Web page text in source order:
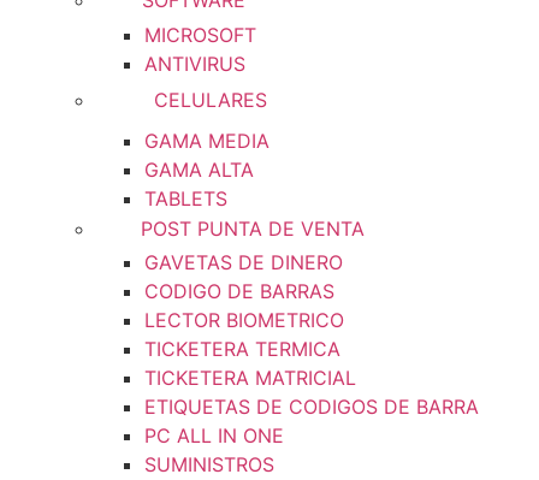
MICROSOFT
ANTIVIRUS
CELULARES
GAMA MEDIA
GAMA ALTA
TABLETS
POST PUNTA DE VENTA
GAVETAS DE DINERO
CODIGO DE BARRAS
LECTOR BIOMETRICO
TICKETERA TERMICA
TICKETERA MATRICIAL
ETIQUETAS DE CODIGOS DE BARRA
PC ALL IN ONE
SUMINISTROS